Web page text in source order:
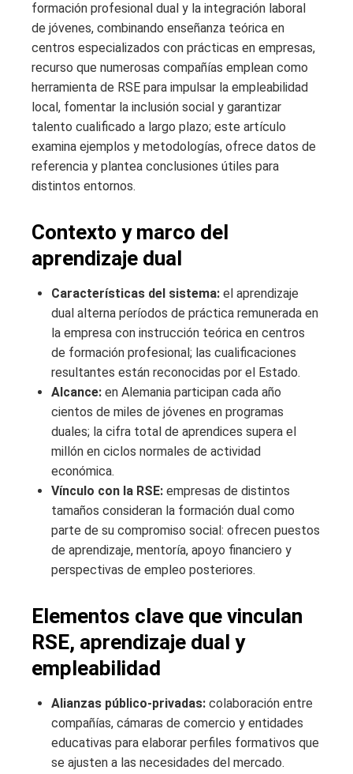
formación profesional dual y la integración laboral
de jóvenes, combinando enseñanza teórica en
centros especializados con prácticas en empresas,
recurso que numerosas compañías emplean como
herramienta de RSE para impulsar la empleabilidad
local, fomentar la inclusión social y garantizar
talento cualificado a largo plazo; este artículo
examina ejemplos y metodologías, ofrece datos de
referencia y plantea conclusiones útiles para
distintos entornos.
Contexto y marco del
aprendizaje dual
Características del sistema: el aprendizaje
dual alterna períodos de práctica remunerada en
la empresa con instrucción teórica en centros
de formación profesional; las cualificaciones
resultantes están reconocidas por el Estado.
Alcance: en Alemania participan cada año
cientos de miles de jóvenes en programas
duales; la cifra total de aprendices supera el
millón en ciclos normales de actividad
económica.
Vínculo con la RSE: empresas de distintos
tamaños consideran la formación dual como
parte de su compromiso social: ofrecen puestos
de aprendizaje, mentoría, apoyo financiero y
perspectivas de empleo posteriores.
Elementos clave que vinculan
RSE, aprendizaje dual y
empleabilidad
Alianzas público-privadas: colaboración entre
compañías, cámaras de comercio y entidades
educativas para elaborar perfiles formativos que
se ajusten a las necesidades del mercado.